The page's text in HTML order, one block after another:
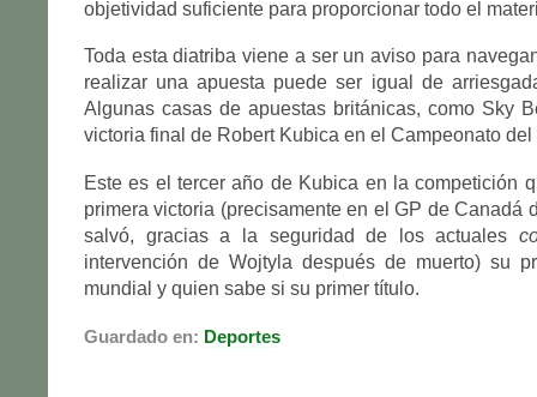
objetividad suficiente para proporcionar todo el
Toda esta diatriba viene a ser un aviso para
realizar una apuesta puede ser igual de
Algunas casas de apuestas británicas, como Sky
victoria final de Robert Kubica en el Campeonato del
Este es el tercer año de Kubica en la competición
primera victoria (precisamente en el GP de Canadá
salvó, gracias a la seguridad de los actuales
intervención de Wojtyla después de muerto) su
mundial y quien sabe si su primer título.
Guardado en: Deportes